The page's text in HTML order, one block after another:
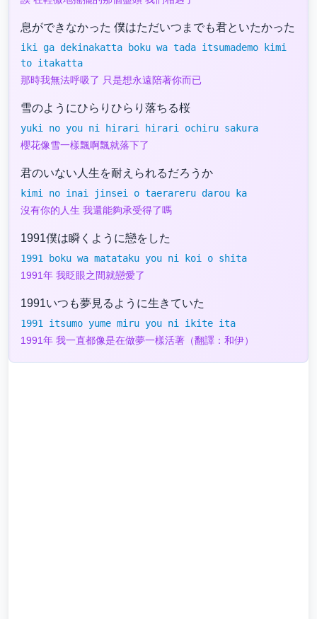
息ができなかった 僕はただいつまでも君といたかった
iki ga dekinakatta boku wa tada itsumademo kimi
to itakatta
那時我無法呼吸了 只是想永遠陪著你而已
雪のようにひらりひらり落ちる桜
yuki no you ni hirari hirari ochiru sakura
櫻花像雪一樣飄啊飄就落下了
君のいない人生を耐えられるだろうか
kimi no inai jinsei o taerareru darou ka
沒有你的人生 我還能夠承受得了嗎
1991僕は瞬くように戀をした
1991 boku wa matataku you ni koi o shita
1991年 我眨眼之間就戀愛了
1991いつも夢見るように生きていた
1991 itsumo yume miru you ni ikite ita
1991年 我一直都像是在做夢一樣活著（翻譯：和伊）